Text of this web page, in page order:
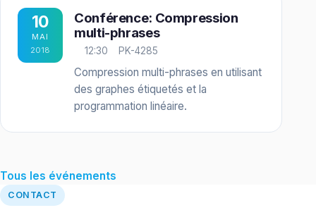
10
MAI
2018
Conférence: Compression
multi-phrases
12:30 PK-4285
Compression multi-phrases en utilisant
des graphes étiquetés et la
programmation linéaire.
Tous les événements
CONTACT